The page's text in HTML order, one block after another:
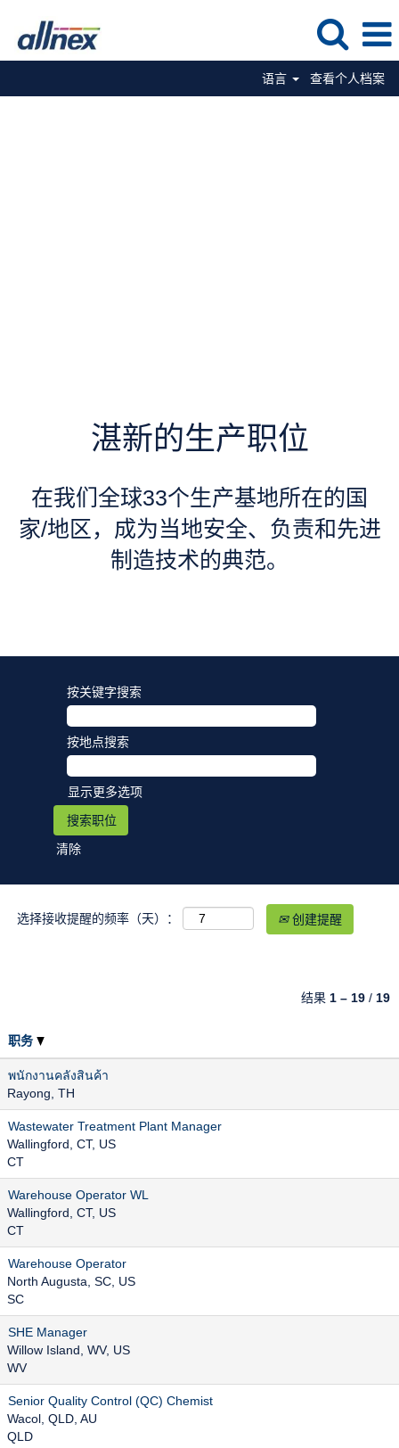
语言 查看个人档案
湛新的生产职位
在我们全球33个生产基地所在的国
家/地区，成为当地安全、负责和先进
制造技术的典范。
按关键字搜索
按地点搜索
显示更多选项
清除
选择接收提醒的频率（天）： 创建提醒
结果 1 – 19 / 19
职务
พนักงานคลังสินค้า
Rayong, TH
Wastewater Treatment Plant Manager
Wallingford, CT, US
CT
Warehouse Operator WL
Wallingford, CT, US
CT
Warehouse Operator
North Augusta, SC, US
SC
SHE Manager
Willow Island, WV, US
WV
Senior Quality Control (QC) Chemist
Wacol, QLD, AU
QLD